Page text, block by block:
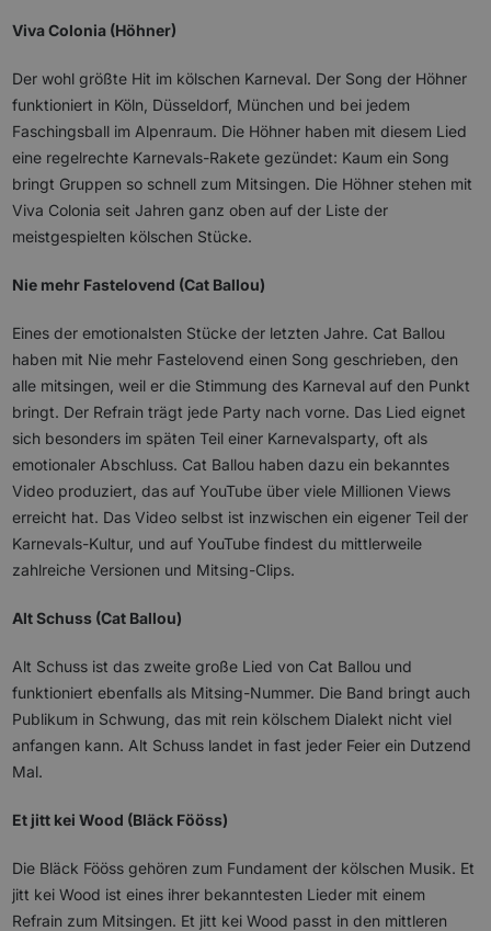
Viva Colonia (Höhner)
Der wohl größte Hit im kölschen Karneval. Der Song der Höhner
funktioniert in Köln, Düsseldorf, München und bei jedem
Faschingsball im Alpenraum. Die Höhner haben mit diesem Lied
eine regelrechte Karnevals-Rakete gezündet: Kaum ein Song
bringt Gruppen so schnell zum Mitsingen. Die Höhner stehen mit
Viva Colonia seit Jahren ganz oben auf der Liste der
meistgespielten kölschen Stücke.
Nie mehr Fastelovend (Cat Ballou)
Eines der emotionalsten Stücke der letzten Jahre. Cat Ballou
haben mit Nie mehr Fastelovend einen Song geschrieben, den
alle mitsingen, weil er die Stimmung des Karneval auf den Punkt
bringt. Der Refrain trägt jede Party nach vorne. Das Lied eignet
sich besonders im späten Teil einer Karnevalsparty, oft als
emotionaler Abschluss. Cat Ballou haben dazu ein bekanntes
Video produziert, das auf YouTube über viele Millionen Views
erreicht hat. Das Video selbst ist inzwischen ein eigener Teil der
Karnevals-Kultur, und auf YouTube findest du mittlerweile
zahlreiche Versionen und Mitsing-Clips.
Alt Schuss (Cat Ballou)
Alt Schuss ist das zweite große Lied von Cat Ballou und
funktioniert ebenfalls als Mitsing-Nummer. Die Band bringt auch
Publikum in Schwung, das mit rein kölschem Dialekt nicht viel
anfangen kann. Alt Schuss landet in fast jeder Feier ein Dutzend
Mal.
Et jitt kei Wood (Bläck Fööss)
Die Bläck Fööss gehören zum Fundament der kölschen Musik. Et
jitt kei Wood ist eines ihrer bekanntesten Lieder mit einem
Refrain zum Mitsingen. Et jitt kei Wood passt in den mittleren